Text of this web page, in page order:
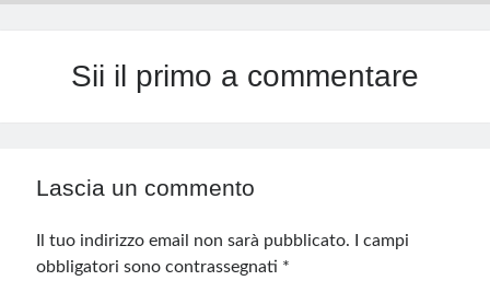
Sii il primo a commentare
Lascia un commento
Il tuo indirizzo email non sarà pubblicato.
I campi
obbligatori sono contrassegnati *